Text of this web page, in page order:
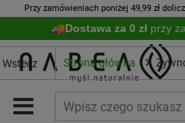
Przy zamówieniach poniżej 49,99 zł
Dostawa za 0 zł przy
Wstecz Strona główna